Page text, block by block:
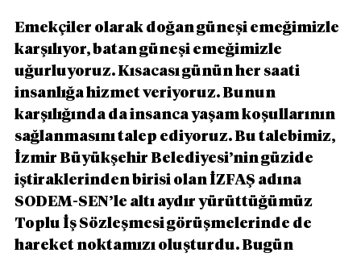
Emekçiler olarak doğan güneşi emeğimizle
karşılıyor, batan güneşi emeğimizle
uğurluyoruz. Kısacası günün her saati
insanlığa hizmet veriyoruz. Bunun
karşılığında da insanca yaşam koşullarının
sağlanmasını talep ediyoruz. Bu talebimiz,
İzmir Büyükşehir Belediyesi’nin güzide
iştiraklerinden birisi olan İZFAŞ adına
SODEM-SEN’le altı aydır yürüttüğümüz
Toplu İş Sözleşmesi görüşmelerinde de
hareket noktamızı oluşturdu. Bugün